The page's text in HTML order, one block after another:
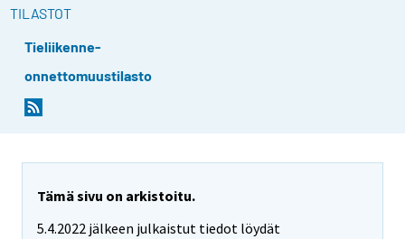
TILASTOT
Tieliikenne-
onnettomuustilasto
Tämä sivu on arkistoitu.
5.4.2022 jälkeen julkaistut tiedot löydät